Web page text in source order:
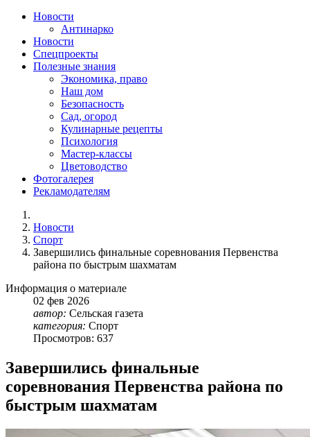
Новости
Антинарко
Новости
Спецпроекты
Полезные знания
Экономика, право
Наш дом
Безопасность
Сад, огород
Кулинарные рецепты
Психология
Мастер-классы
Цветоводство
Фотогалерея
Рекламодателям
Новости
Спорт
Завершились финальные соревнования Первенства
района по быстрым шахматам
Информация о материале
02 фев 2026
автор: Сельская газета
категория: Спорт
Просмотров: 637
Завершились финальные
соревнования Первенства района по
быстрым шахматам